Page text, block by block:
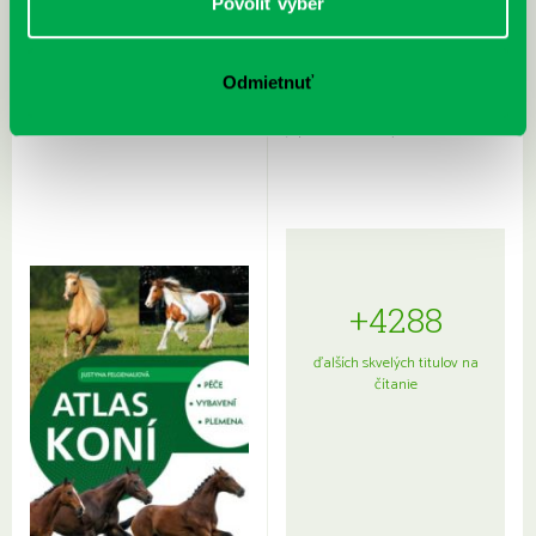
Odmietnuť
Rudź, Przemyslaw: Atlas hviezd:
Hardy, Paula: Japonsko na tanieri:
japonskou kuchyňou a etiketou
+4288
ďalších skvelých titulov na
čítanie